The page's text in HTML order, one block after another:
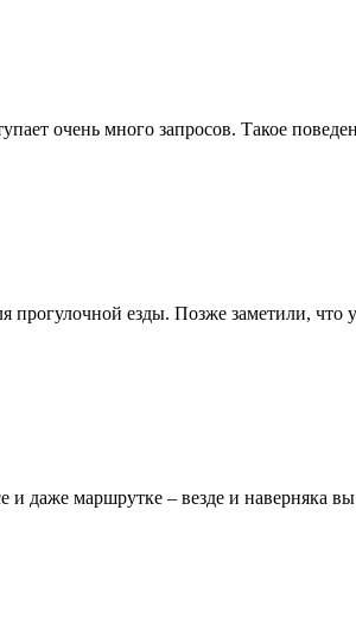
очень много запросов. Такое
езды. Позже заметили, что
и даже маршрутке – везде и наверняка